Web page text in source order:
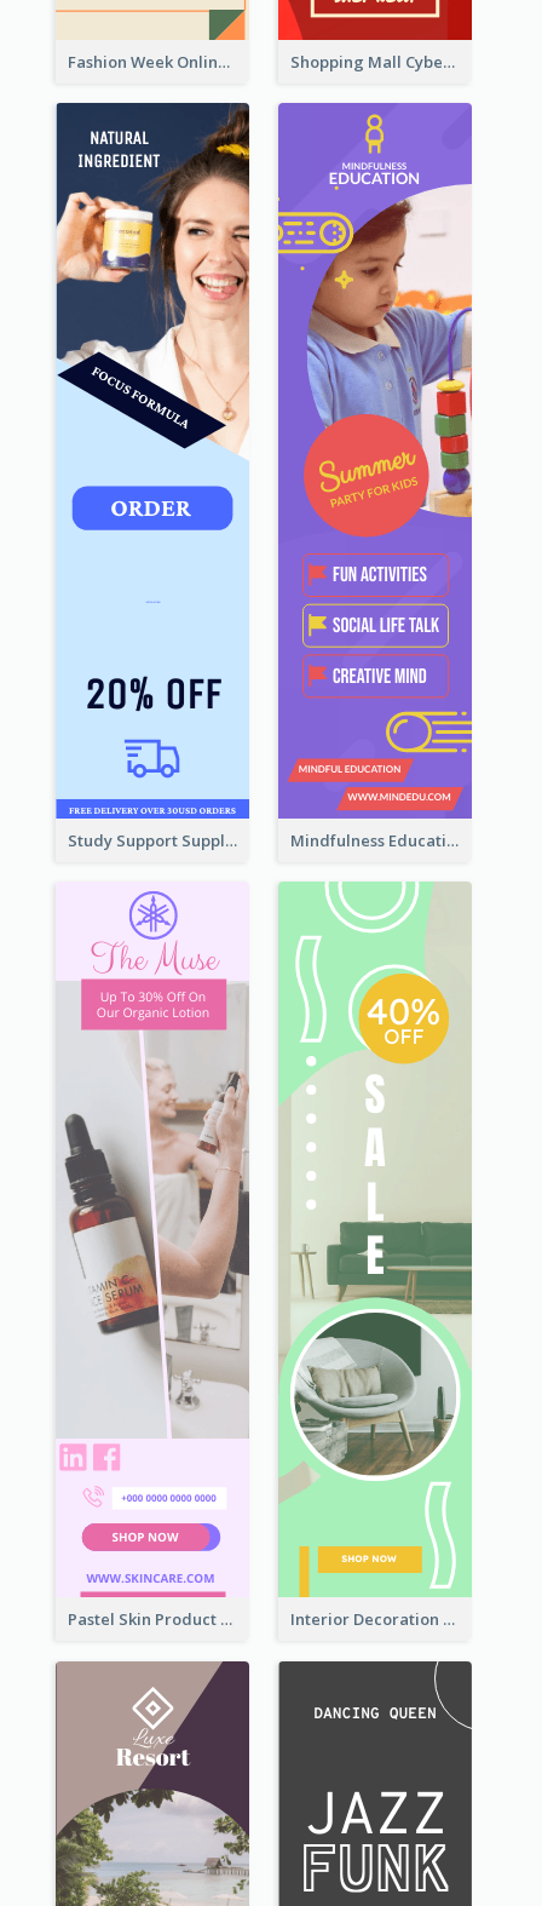
Fashion Week Online Sale Skyscraper Banner Shopping Mall Cyber Monday Sale Wide Skyscraper Banner
Study Support Supplement Wide Skyscraper Banner Design Mindfulness Education Wide Skyscraper Banner
Pastel Skin Product Wide Skyscraper Banner Design Interior Decoration Discount Wide Skyscraper Banner